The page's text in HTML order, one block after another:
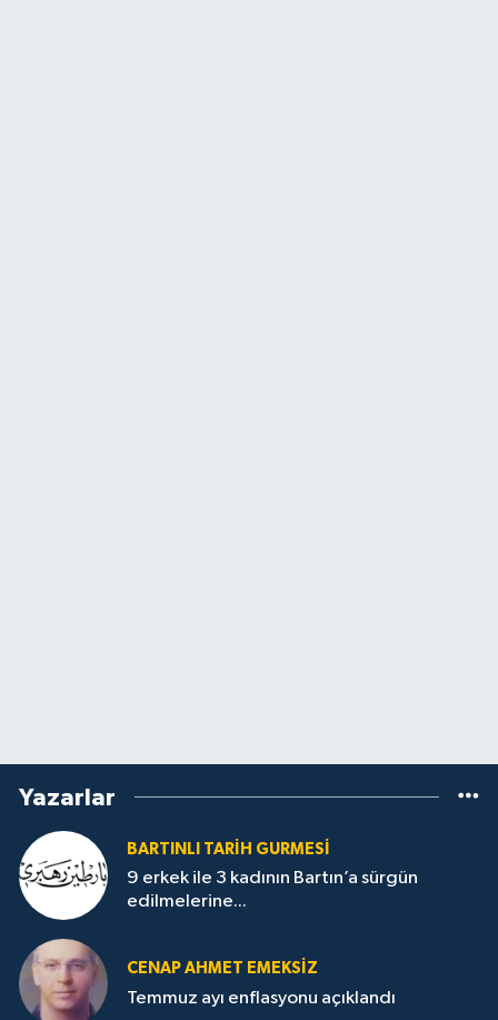
Yazarlar
BARTINLI TARIH GURMESI
9 erkek ile 3 kadının Bartın’a sürgün
edilmelerine...
CENAP AHMET EMEKSİZ
Temmuz ayı enflasyonu açıklandı